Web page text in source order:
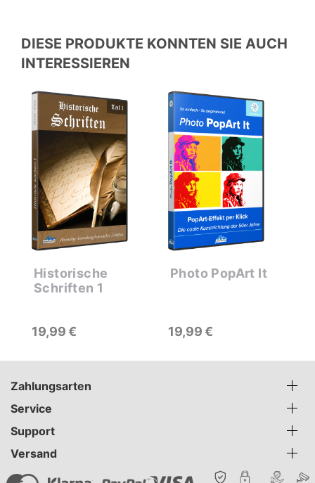
DIESE PRODUKTE KONNTEN SIE AUCH
INTERESSIEREN
Historische
Schriften 1
19 99€
Photo PopArt It
19 99€
Zahlungsarten
Service
Support
Versand